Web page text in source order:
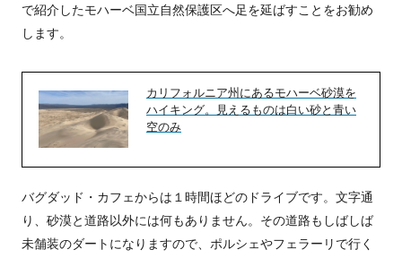
で紹介したモハーベ国立自然保護区へ足を延ばすことをお勧め
します。
カリフォルニア州にあるモハーベ砂漠を
ハイキング。見えるものは白い砂と青い
空のみ
バグダッド・カフェからは１時間ほどのドライブです。文字通
り、砂漠と道路以外には何もありません。その道路もしばしば
未舗装のダートになりますので、ポルシェやフェラーリで行く